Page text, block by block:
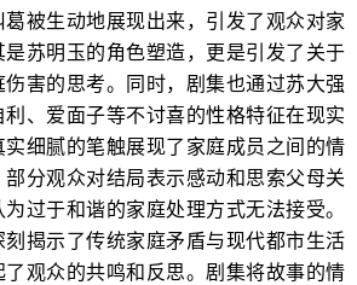
被生动地展现出来，引发了观众对家
苏明玉的角色塑造，更是引发了关于
害的思考。同时，剧集也通过苏大强
、爱面子等不讨喜的性格特征在现实
细腻的笔触展现了家庭成员之间的情
分观众对结局表示感动和思索父母关
过于和谐的家庭处理方式无法接受。
揭示了传统家庭矛盾与现代都市生活
观众的共鸣和反思。剧集将故事的情